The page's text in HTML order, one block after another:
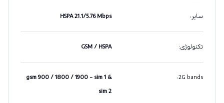
سایر:
HSPA 21.1/5.76 Mbps
تکنولوژی:
GSM / HSPA
2G bands
:
gsm 900 / 1800 / 1900 - sim 1 &
sim 2